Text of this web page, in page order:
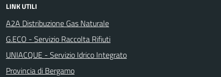
LINK UTILI
A2A Distribuzione Gas Naturale
G.ECO - Servizio Raccolta Rifiuti
UNIACQUE - Servizio Idrico Integrato
Provincia di Bergamo